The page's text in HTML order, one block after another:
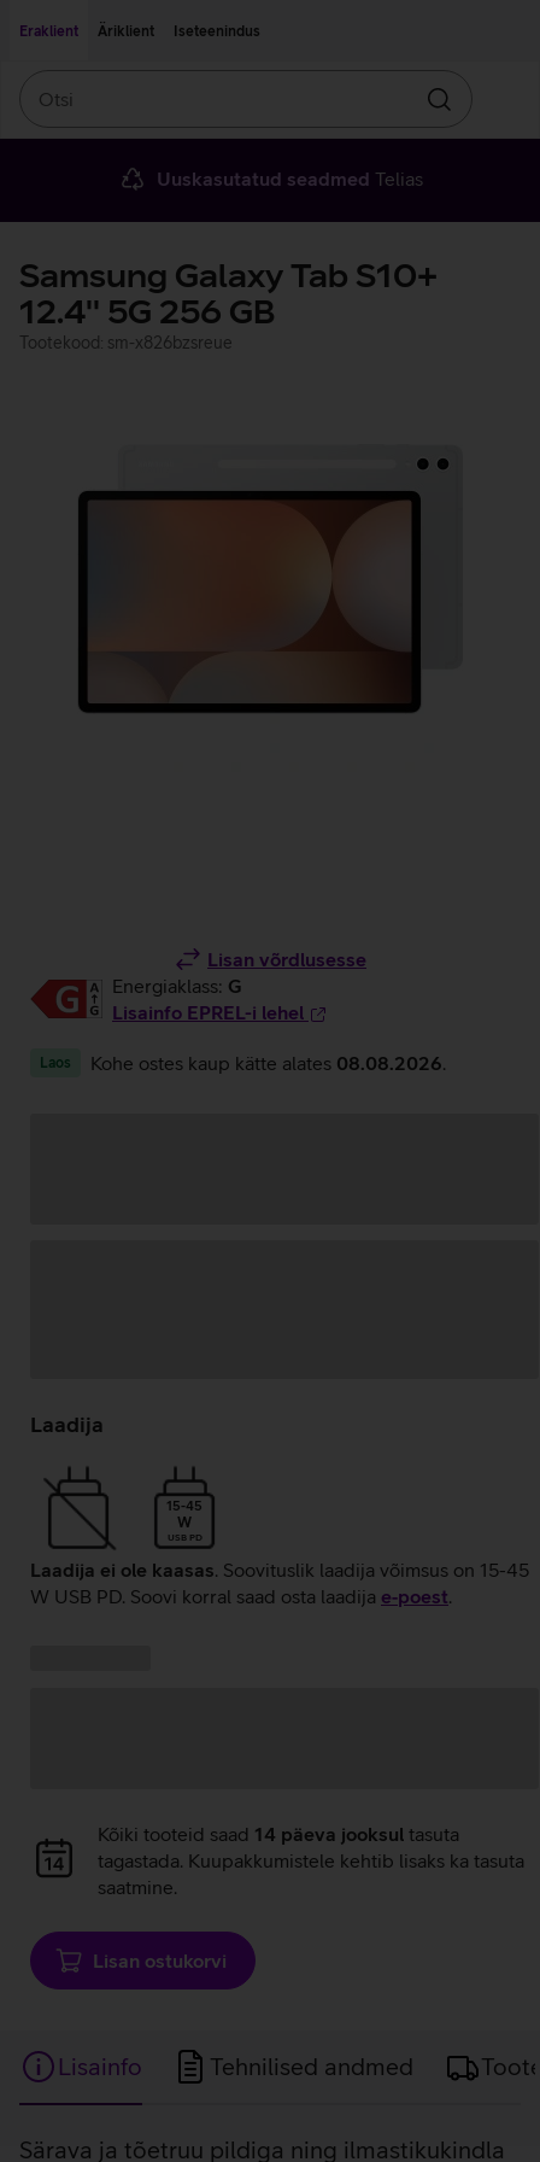
Eraklient
Äriklient Iseteenindus
Otsin
Uuskasutatud seadmed Telias
Samsung Galaxy Tab S10+
12.4'' 5G 256 GB
Tootekood: sm-x826bzsreue
Lisan võrdlusesse
Energiaklass: G
Lisainfo EPREL-i lehel
Laos Kohe ostes kaup kätte alates 08.08.2026
laadimine
Laadija
15-45
W
USB PD
Laadija ei ole kaasas. Soovituslik laadija võimsus on 15-45
W USB PD. Soovi korral saad osta laadija e‑poest.
Andmete
laadimine
Kõiki tooteid saad 14 päeva jooksul tasuta
tagastada. Kuupakkumistele kehtib lisaks ka tasuta
saatmine.
Lisan ostukorvi
Lisainfo Tehnilised andmed
Lisainfo
Särava ja tõetruu pildiga ning ilmastikukindla